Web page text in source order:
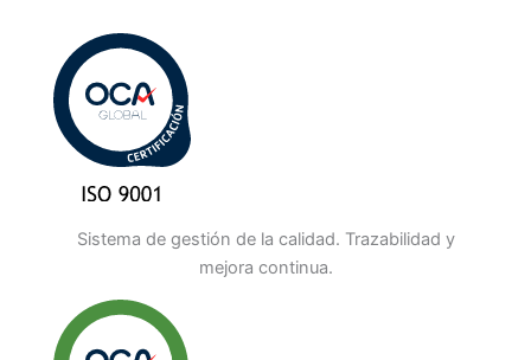
Sistema de gestión de la calidad. Trazabilidad y
mejora continua.